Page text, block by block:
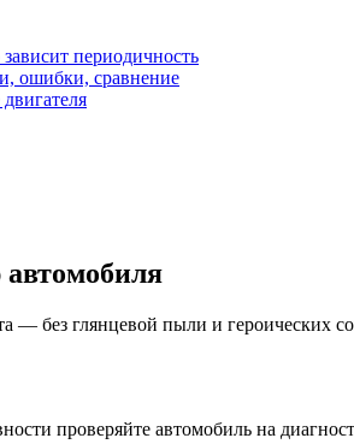
периодичность
ошибки, сравнение
— без глянцевой пыли и героических
проверяйте автомобиль на